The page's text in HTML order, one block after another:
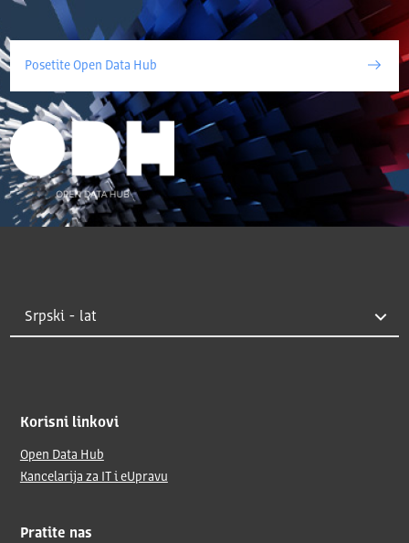
Posetite Open Data Hub
Korisni linkovi
Open Data Hub
Kancelarija za IT i eUpravu
Pratite nas